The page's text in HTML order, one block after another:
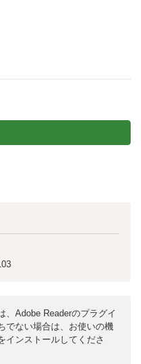
、Adobe Readerのプラグイ
でない場合は、お使いの機
インストールしてくださ